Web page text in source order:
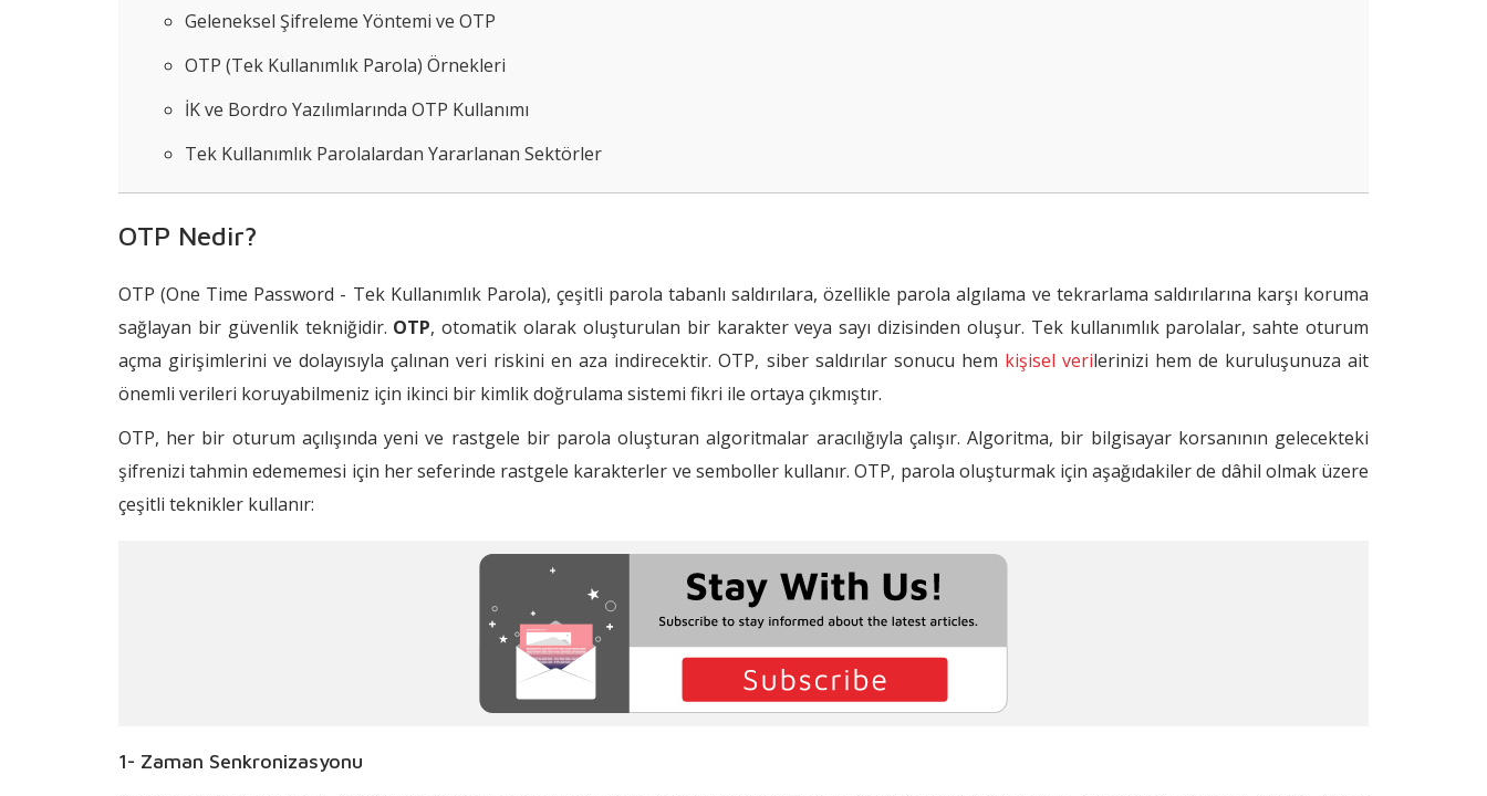
Geleneksel Şifreleme Yöntemi ve OTP
OTP (Tek Kullanımlık Parola) Örnekleri
İK ve Bordro Yazılımlarında OTP Kullanımı
Tek Kullanımlık Parolalardan Yararlanan Sektörler
OTP Nedir?
OTP (One Time Password - Tek Kullanımlık Parola), çeşitli parola tabanlı saldırılara, özellikle parola algılama ve tekrarlama saldırılarına karşı koruma
sağlayan bir güvenlik tekniğidir. OTP, otomatik olarak oluşturulan bir karakter veya sayı dizisinden oluşur. Tek kullanımlık parolalar, sahte oturum
açma girişimlerini ve dolayısıyla çalınan veri riskini en aza indirecektir. OTP, siber saldırılar sonucu hem kişisel verilerinizi hem de kuruluşunuza ait
önemli verileri koruyabilmeniz için ikinci bir kimlik doğrulama sistemi fikri ile ortaya çıkmıştır.
OTP, her bir oturum açılışında yeni ve rastgele bir parola oluşturan algoritmalar aracılığıyla çalışır. Algoritma, bir bilgisayar korsanının gelecekteki
şifrenizi tahmin edememesi için her seferinde rastgele karakterler ve semboller kullanır. OTP, parola oluşturmak için aşağıdakiler de dâhil olmak üzere
çeşitli teknikler kullanır:
1- Zaman Senkronizasyonu